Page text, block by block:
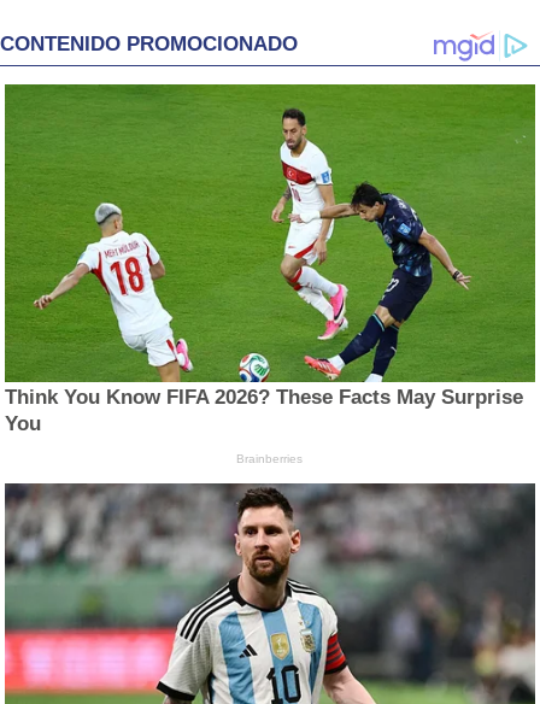
CONTENIDO PROMOCIONADO
Think You Know FIFA 2026? These Facts May Surprise
You
Brainberries